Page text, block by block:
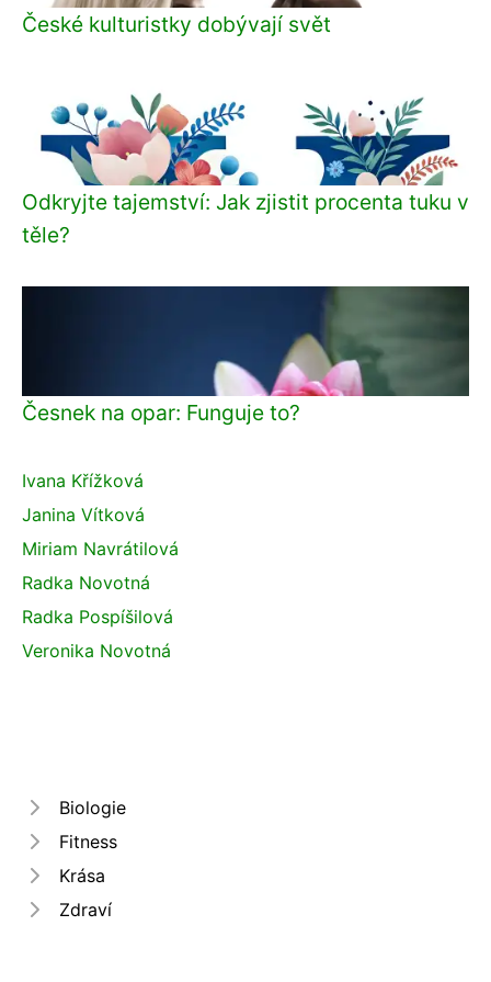
České kulturistky dobývají svět
Odkryjte tajemství: Jak zjistit procenta tuku v
těle?
Česnek na opar: Funguje to?
Ivana Křížková
Janina Vítková
Miriam Navrátilová
Radka Novotná
Radka Pospíšilová
Veronika Novotná
Biologie
Fitness
Krása
Zdraví